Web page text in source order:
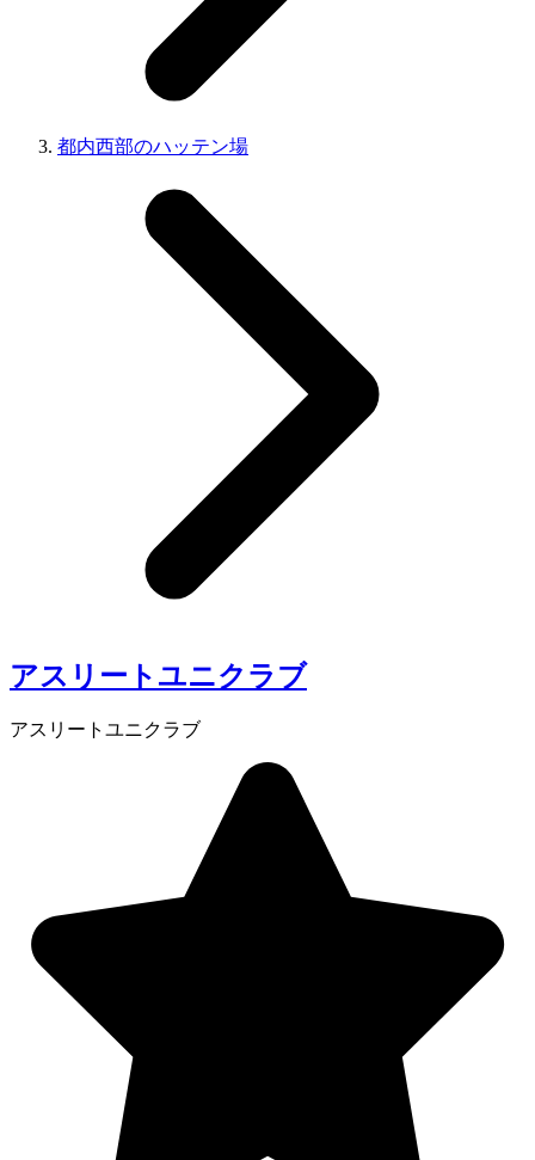
都内西部のハッテン場
アスリートユニクラブ
アスリートユニクラブ